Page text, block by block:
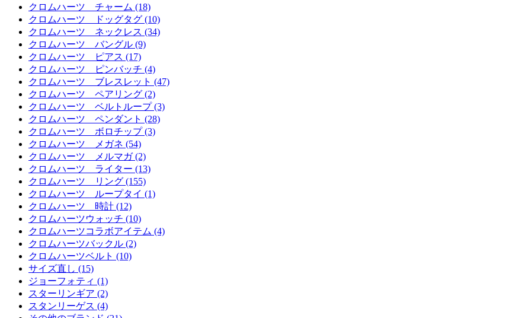
クロムハーツ チャーム (18)
クロムハーツ ドッグタグ (10)
クロムハーツ ネックレス (34)
クロムハーツ バングル (9)
クロムハーツ ピアス (17)
クロムハーツ ピンバッチ (4)
クロムハーツ ブレスレット (47)
クロムハーツ ペアリング (2)
クロムハーツ ベルトループ (3)
クロムハーツ ペンダント (28)
クロムハーツ ボロチップ (3)
クロムハーツ メガネ (54)
クロムハーツ メルマガ (2)
クロムハーツ ライター (13)
クロムハーツ リング (155)
クロムハーツ ループタイ (1)
クロムハーツ 時計 (12)
クロムハーツウォッチ (10)
クロムハーツコラボアイテム (4)
クロムハーツバックル (2)
クロムハーツベルト (10)
サイズ直し (15)
ジョーフォティ (1)
スターリンギア (2)
スタンリーゲス (4)